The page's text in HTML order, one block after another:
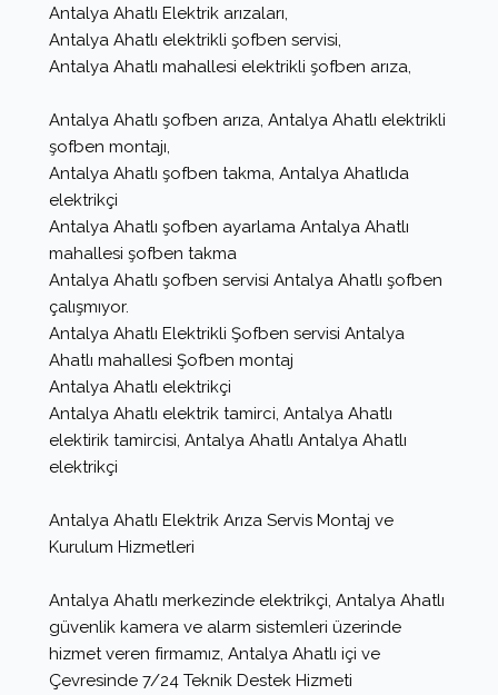
Antalya Ahatlı Elektrik arızaları,
Antalya Ahatlı elektrikli şofben servisi,
Antalya Ahatlı mahallesi elektrikli şofben arıza,
Antalya Ahatlı şofben arıza, Antalya Ahatlı elektrikli
şofben montajı,
Antalya Ahatlı şofben takma, Antalya Ahatlıda
elektrikçi
Antalya Ahatlı şofben ayarlama Antalya Ahatlı
mahallesi şofben takma
Antalya Ahatlı şofben servisi Antalya Ahatlı şofben
çalışmıyor.
Antalya Ahatlı Elektrikli Şofben servisi Antalya
Ahatlı mahallesi Şofben montaj
Antalya Ahatlı elektrikçi
Antalya Ahatlı elektrik tamirci, Antalya Ahatlı
elektirik tamircisi, Antalya Ahatlı Antalya Ahatlı
elektrikçi
Antalya Ahatlı Elektrik Arıza Servis Montaj ve
Kurulum Hizmetleri
Antalya Ahatlı merkezinde elektrikçi, Antalya Ahatlı
güvenlik kamera ve alarm sistemleri üzerinde
hizmet veren firmamız, Antalya Ahatlı içi ve
Çevresinde 7/24 Teknik Destek Hizmeti